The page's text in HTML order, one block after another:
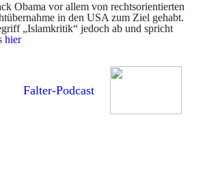
Obama vor allem von rechtsorientierten
in den USA zum Ziel gehabt.
„Islamkritik“ jedoch ab und spricht
hier
Falter-Podcast